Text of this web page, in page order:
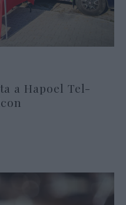
a Hapoel Tel-